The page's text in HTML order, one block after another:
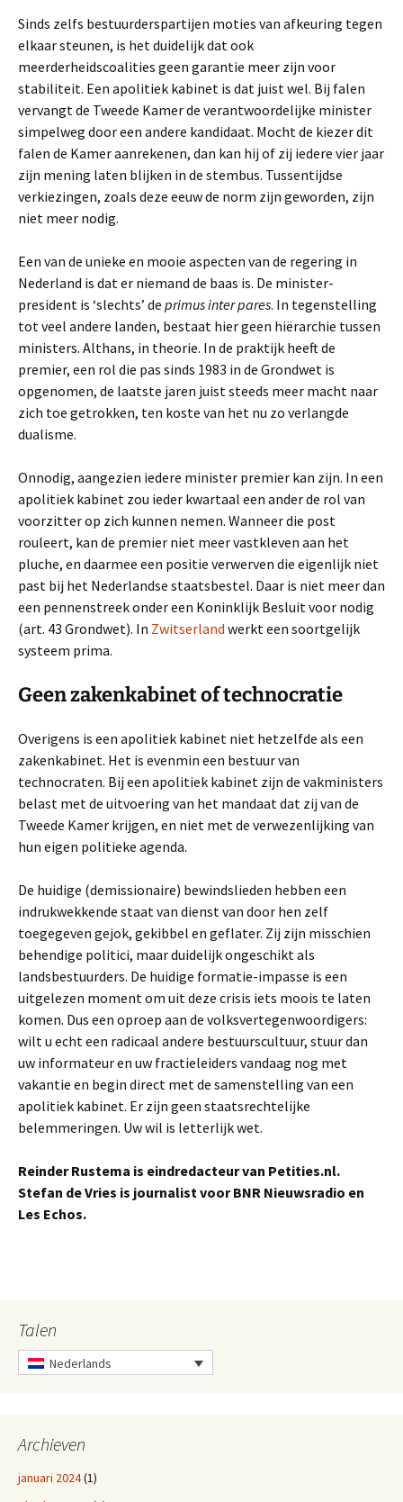
Sinds zelfs bestuurderspartijen moties van afkeuring tegen
elkaar steunen, is het duidelijk dat ook
meerderheidscoalities geen garantie meer zijn voor
stabiliteit. Een apolitiek kabinet is dat juist wel. Bij falen
vervangt de Tweede Kamer de verantwoordelijke minister
simpelweg door een andere kandidaat. Mocht de kiezer dit
falen de Kamer aanrekenen, dan kan hij of zij iedere vier jaar
zijn mening laten blijken in de stembus. Tussentijdse
verkiezingen, zoals deze eeuw de norm zijn geworden, zijn
niet meer nodig.
Een van de unieke en mooie aspecten van de regering in
Nederland is dat er niemand de baas is. De minister-
president is ‘slechts’ de primus inter pares. In tegenstelling
tot veel andere landen, bestaat hier geen hiërarchie tussen
ministers. Althans, in theorie. In de praktijk heeft de
premier, een rol die pas sinds 1983 in de Grondwet is
opgenomen, de laatste jaren juist steeds meer macht naar
zich toe getrokken, ten koste van het nu zo verlangde
dualisme.
Onnodig, aangezien iedere minister premier kan zijn. In een
apolitiek kabinet zou ieder kwartaal een ander de rol van
voorzitter op zich kunnen nemen. Wanneer die post
rouleert, kan de premier niet meer vastkleven aan het
pluche, en daarmee een positie verwerven die eigenlijk niet
past bij het Nederlandse staatsbestel. Daar is niet meer dan
een pennenstreek onder een Koninklijk Besluit voor nodig
(art. 43 Grondwet). In Zwitserland werkt een soortgelijk
systeem prima.
Geen zakenkabinet of technocratie
Overigens is een apolitiek kabinet niet hetzelfde als een
zakenkabinet. Het is evenmin een bestuur van
technocraten. Bij een apolitiek kabinet zijn de vakministers
belast met de uitvoering van het mandaat dat zij van de
Tweede Kamer krijgen, en niet met de verwezenlijking van
hun eigen politieke agenda.
De huidige (demissionaire) bewindslieden hebben een
indrukwekkende staat van dienst van door hen zelf
toegegeven gejok, gekibbel en geflater. Zij zijn misschien
behendige politici, maar duidelijk ongeschikt als
landsbestuurders. De huidige formatie-impasse is een
uitgelezen moment om uit deze crisis iets moois te laten
komen. Dus een oproep aan de volksvertegenwoordigers:
wilt u echt een radicaal andere bestuurscultuur, stuur dan
uw informateur en uw fractieleiders vandaag nog met
vakantie en begin direct met de samenstelling van een
apolitiek kabinet. Er zijn geen staatsrechtelijke
belemmeringen. Uw wil is letterlijk wet.
Reinder Rustema is eindredacteur van Petities.nl.
Stefan de Vries is journalist voor BNR Nieuwsradio en
Les Echos.
Talen
Nederlands
Archieven
januari 2024(1)